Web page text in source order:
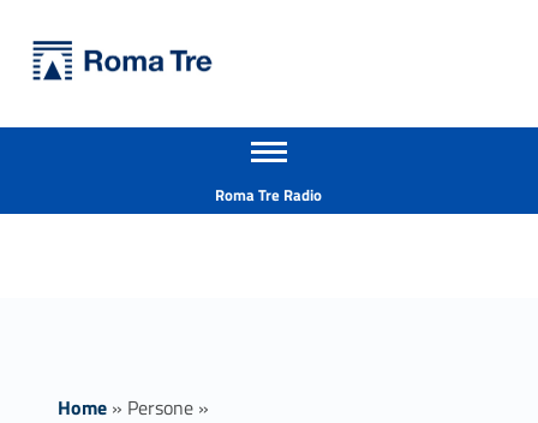
Dott.ssa MARTINA TONI ricerca - Università Roma Tre
Apri il menu secondario
Roma Tre Radio
Home» Persone»